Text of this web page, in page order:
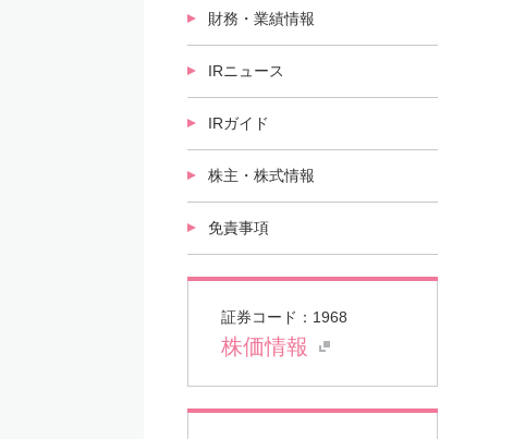
財務・業績情報
IRニュース
IRガイド
株主・株式情報
免責事項
証券コード：1968
株価情報